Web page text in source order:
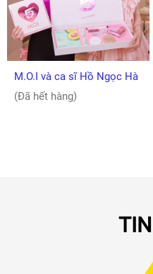
M.O.I và ca sĩ Hồ Ngọc Hà
(Đã hết hàng)